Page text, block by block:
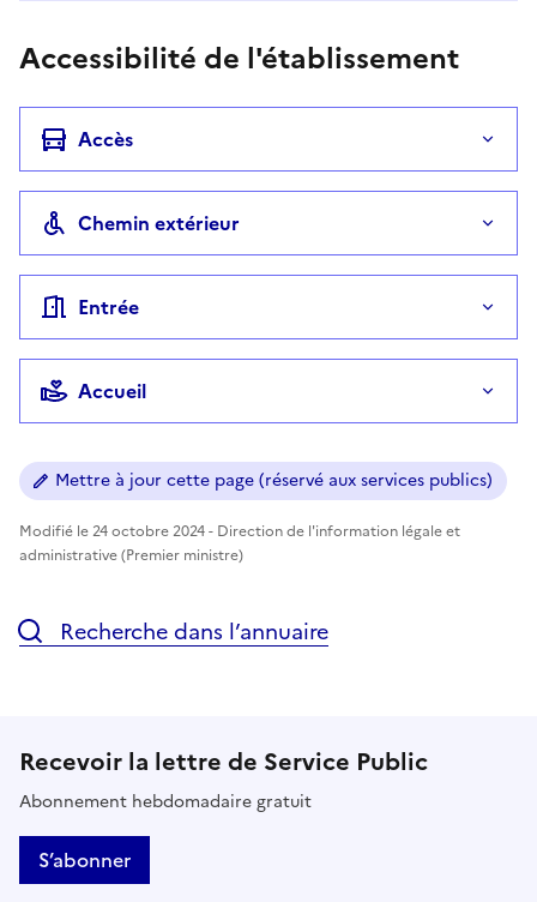
Accessibilité de l'établissement
Accès
Chemin extérieur
Entrée
Accueil
Mettre à jour cette page (réservé aux services publics)
Modifié le 24 octobre 2024 - Direction de l'information légale et
administrative (Premier ministre)
Recherche dans l’annuaire
Recevoir la lettre de Service Public
Abonnement hebdomadaire gratuit
S’abonner